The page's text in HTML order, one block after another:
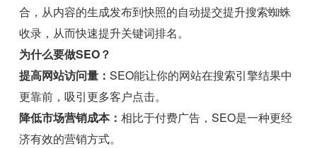
合，从内容的生成发布到快照的自动提交提升搜索蜘蛛
收录，从而快速提升关键词排名。
为什么要做SEO？
提高网站访问量：SEO能让你的网站在搜索引擎结果中
更靠前，吸引更多客户点击。
降低市场营销成本：相比于付费广告，SEO是一种更经
济有效的营销方式。